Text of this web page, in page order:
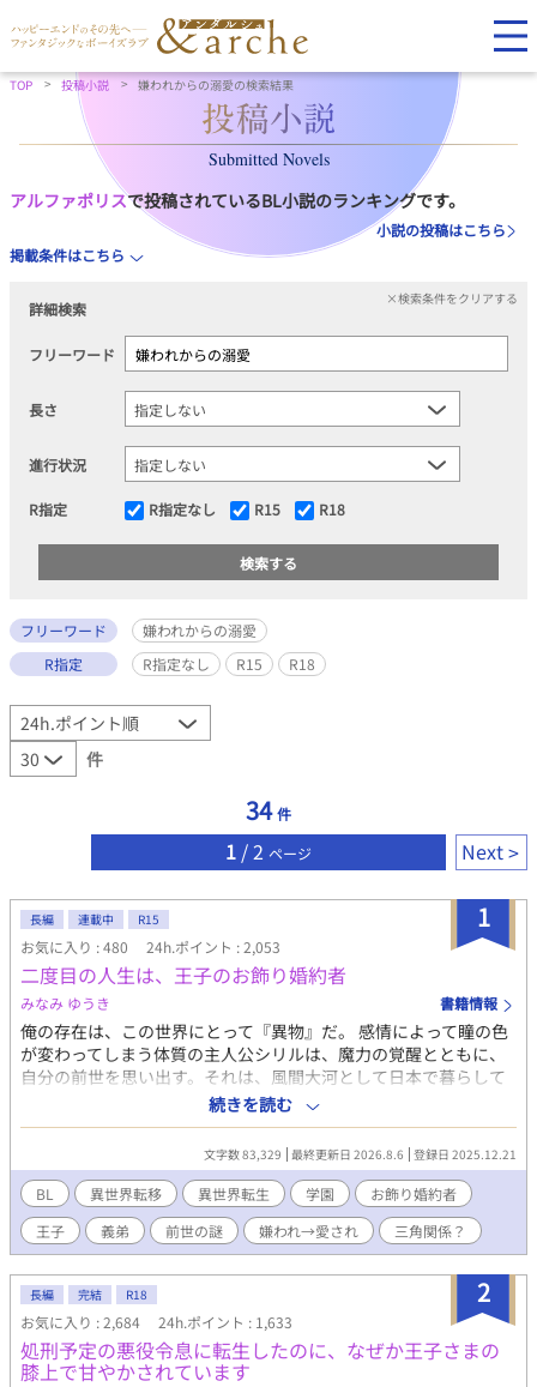
TOP 投稿小説 嫌われからの溺愛の検索結果
Submitted Novels
アルファポリスで投稿されているBL小説のランキングです。
小説の投稿はこちら
掲載条件はこちら
詳細検索
×検索条件をクリアする
フリーワード
長さ
進行状況
R指定 R指定なし R15 R18
フリーワード
嫌われからの溺愛
R指定
R指定なし R15 R18
件
34 件
1 / 2 ページ Next
1
長編 連載中 R15
お気に入り : 480 24h.ポイント : 2,053
二度目の人生は、王子のお飾り婚約者
みなみ ゆうき 書籍情報
俺の存在は、この世界にとって『異物』だ。 感情によって瞳の色
が変わってしまう体質の主人公シリルは、魔力の覚醒とともに、
自分の前世を思い出す。それは、風間大河として日本で暮らして
いた記憶だけでなく、ある日突然、知らない世界に迷い込み、誰
からも必要とされず、わけもわからないまま、二十八年の人生が
強制終了したというつらい記憶だった。 生まれ変わったこの場所
が、前世の自分を、まるで異物のように排除した世界だと気付き
絶望するも、今度こそ自分の力で未来を切り開いていこうと決意
する。 しかし、魔力の多い人間が王族の婚約者となる厄介な慣習
のせいで、王子の婚約者に選ばれてしまい、公爵家の養子となる
ことに。前世で王族や貴族に良い印象がないシリルは、婚約者か
ら嫌われているのをいいことに、婚約破棄してもらえるよう画策
するも、なぜかそこに同じ歳の義弟も絡んできて、望まない方向
へ勝手に人生が進んでいき、更には前世の自分にまつわる真実を
知ることに…… 嫌われからの溺愛。カップリングはネタバレにな
るので表記していません。
続きを読む
文字数 83,329 最終更新日 2026.8.6 登録日 2025.12.21
BL 異世界転移 異世界転生 学園
お飾り婚約者
王子
義弟 前世の謎 嫌われ→愛され 三角関係？
2
長編 完結 R18
お気に入り : 2,684 24h.ポイント : 1,633
処刑予定の悪役令息に転生したのに、なぜか王子さまの
膝上で甘やかされています